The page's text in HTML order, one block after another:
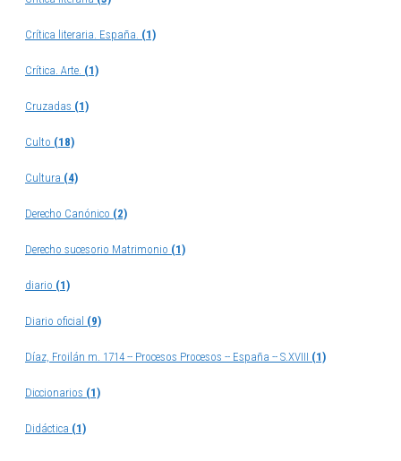
Crítica literaria. España. (1)
Crítica. Arte. (1)
Cruzadas (1)
Culto (18)
Cultura (4)
Derecho Canónico (2)
Derecho sucesorio Matrimonio (1)
diario (1)
Diario oficial (9)
Díaz, Froilán m. 1714 -- Procesos Procesos -- España -- S.XVIII (1)
Diccionarios (1)
Didáctica (1)